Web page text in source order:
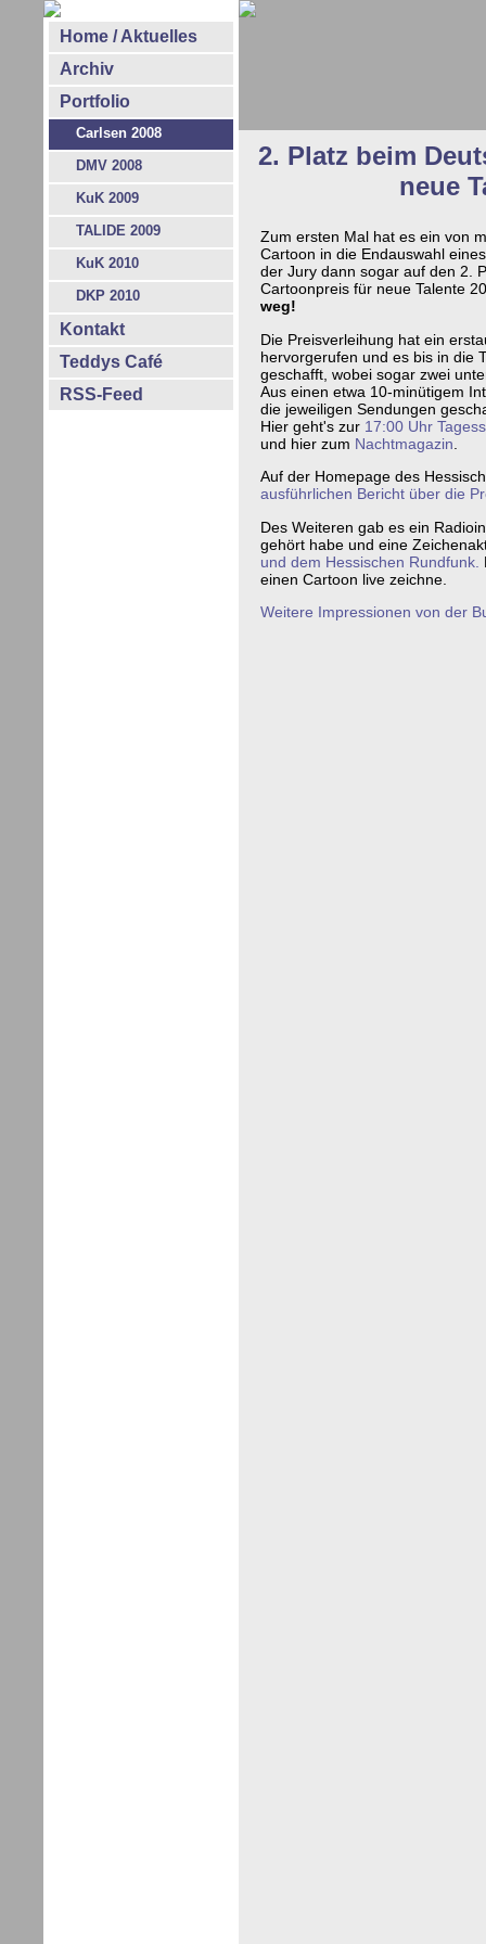
Home / Aktuelles
Archiv
Portfolio
Carlsen 2008
DMV 2008
KuK 2009
TALIDE 2009
KuK 2010
DKP 2010
Kontakt
Teddys Café
RSS-Feed
2. Platz beim
neue
Zum ersten Mal hat es ein von
Cartoon in die Endauswahl
der Jury dann sogar auf den 2.
Cartoonpreis für neue Talente
weg!
Die Preisverleihung hat ein
hervorgerufen und es bis in die
geschafft, wobei sogar zwei
Aus einen etwa 10-minütigem
die jeweiligen Sendungen
Hier geht's zur 17:00 Uhr
und hier zum Nachtmagazin
Auf der Homepage des
ausführlichen Bericht über die
Des Weiteren gab es ein
gehört habe und eine
und dem Hessischen Rundfunk.
einen Cartoon live zeichne.
Weitere Impressionen von der